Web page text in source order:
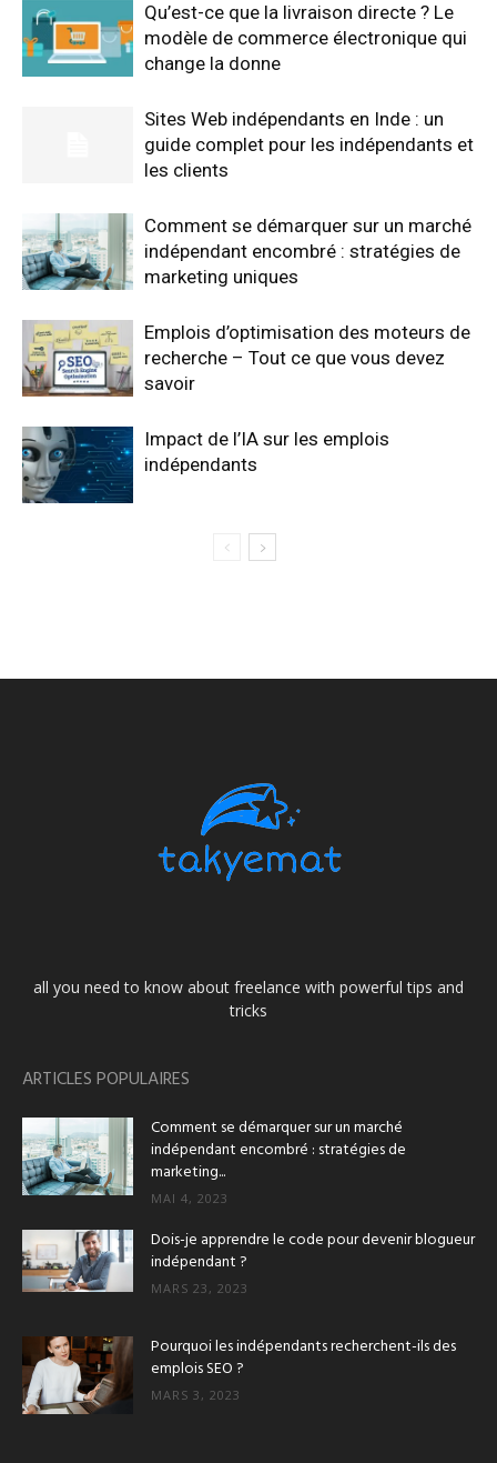
Qu’est-ce que la livraison directe ? Le
modèle de commerce électronique qui
change la donne
Sites Web indépendants en Inde : un
guide complet pour les indépendants et
les clients
Comment se démarquer sur un marché
indépendant encombré : stratégies de
marketing uniques
Emplois d’optimisation des moteurs de
recherche – Tout ce que vous devez
savoir
Impact de l’IA sur les emplois
indépendants
all you need to know about freelance with powerful tips and
tricks
ARTICLES POPULAIRES
Comment se démarquer sur un marché
indépendant encombré : stratégies de
marketing...
MAI 4, 2023
Dois-je apprendre le code pour devenir blogueur
indépendant ?
MARS 23, 2023
Pourquoi les indépendants recherchent-ils des
emplois SEO ?
MARS 3, 2023